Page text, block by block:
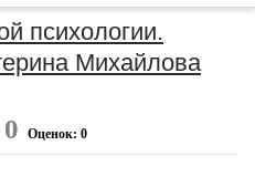
психологии.
Михайлова
0 Оценок: 0